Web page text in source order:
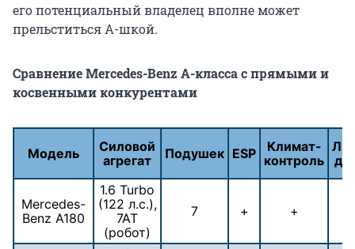
его потенциальный владелец вполне может
прельститься А-шкой.
Сравнение Mercedes-Benz A-класса с прямыми и
косвенными конкурентами
Модель
Силовой
агрегат
Подушек ESP
Климат-
контроль
Mercedes-
Benz A180
1.6 Turbo
(122 л.с.),
7AT
(робот)
7 + +